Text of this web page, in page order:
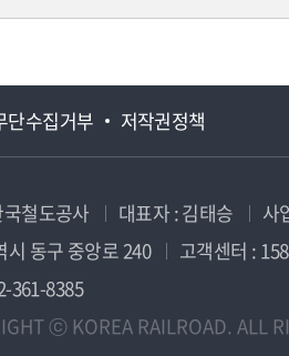
단수집거부 저작권정책
철도공사 대표자 : 김태승 사
시 동구 중앙로 240
고객센터 :
361-8385
ⓒ KOREA RAILROAD. ALL